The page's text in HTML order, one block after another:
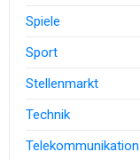
Spiele
Sport
Stellenmarkt
Technik
Telekommunikation